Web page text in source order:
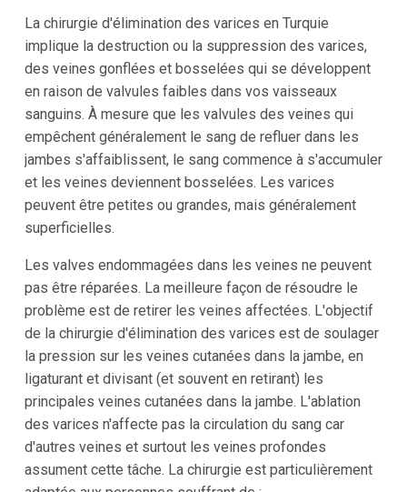
La chirurgie d'élimination des varices en Turquie
implique la destruction ou la suppression des varices,
des veines gonflées et bosselées qui se développent
en raison de valvules faibles dans vos vaisseaux
sanguins. À mesure que les valvules des veines qui
empêchent généralement le sang de refluer dans les
jambes s'affaiblissent, le sang commence à s'accumuler
et les veines deviennent bosselées. Les varices
peuvent être petites ou grandes, mais généralement
superficielles.
Les valves endommagées dans les veines ne peuvent
pas être réparées. La meilleure façon de résoudre le
problème est de retirer les veines affectées. L'objectif
de la chirurgie d'élimination des varices est de soulager
la pression sur les veines cutanées dans la jambe, en
ligaturant et divisant (et souvent en retirant) les
principales veines cutanées dans la jambe. L'ablation
des varices n'affecte pas la circulation du sang car
d'autres veines et surtout les veines profondes
assument cette tâche. La chirurgie est particulièrement